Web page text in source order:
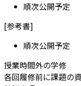
順次公開予定
[参考書]
順次公開予定
授業時間外の学修
各回履修前に課題の